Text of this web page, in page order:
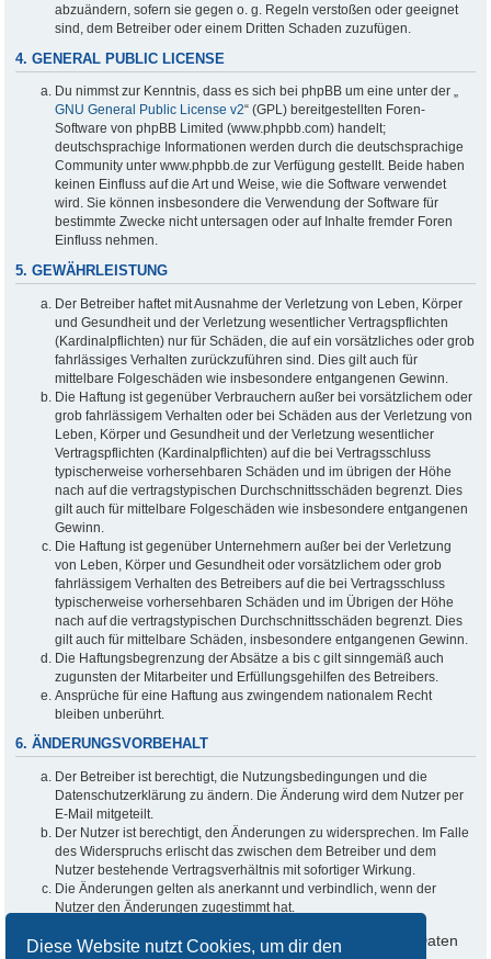
Diese Website nutzt Cookies, um dir den
abzuändern, sofern sie gegen o. g. Regeln verstoßen oder geeignet
sind, dem Betreiber oder einem Dritten Schaden zuzufügen.
4. GENERAL PUBLIC LICENSE
Du nimmst zur Kenntnis, dass es sich bei phpBB um eine unter der „
GNU General Public License v2“ (GPL) bereitgestellten Foren-
Software von phpBB Limited (www.phpbb.com) handelt;
deutschsprachige Informationen werden durch die deutschsprachige
Community unter www.phpbb.de zur Verfügung gestellt. Beide haben
keinen Einfluss auf die Art und Weise, wie die Software verwendet
wird. Sie können insbesondere die Verwendung der Software für
bestimmte Zwecke nicht untersagen oder auf Inhalte fremder Foren
Einfluss nehmen.
5. GEWÄHRLEISTUNG
Der Betreiber haftet mit Ausnahme der Verletzung von Leben, Körper
und Gesundheit und der Verletzung wesentlicher Vertragspflichten
(Kardinalpflichten) nur für Schäden, die auf ein vorsätzliches oder grob
fahrlässiges Verhalten zurückzuführen sind. Dies gilt auch für
mittelbare Folgeschäden wie insbesondere entgangenen Gewinn.
Die Haftung ist gegenüber Verbrauchern außer bei vorsätzlichem oder
grob fahrlässigem Verhalten oder bei Schäden aus der Verletzung von
Leben, Körper und Gesundheit und der Verletzung wesentlicher
Vertragspflichten (Kardinalpflichten) auf die bei Vertragsschluss
typischerweise vorhersehbaren Schäden und im übrigen der Höhe
nach auf die vertragstypischen Durchschnittsschäden begrenzt. Dies
gilt auch für mittelbare Folgeschäden wie insbesondere entgangenen
Gewinn.
Die Haftung ist gegenüber Unternehmern außer bei der Verletzung
von Leben, Körper und Gesundheit oder vorsätzlichem oder grob
fahrlässigem Verhalten des Betreibers auf die bei Vertragsschluss
typischerweise vorhersehbaren Schäden und im Übrigen der Höhe
nach auf die vertragstypischen Durchschnittsschäden begrenzt. Dies
gilt auch für mittelbare Schäden, insbesondere entgangenen Gewinn.
Die Haftungsbegrenzung der Absätze a bis c gilt sinngemäß auch
zugunsten der Mitarbeiter und Erfüllungsgehilfen des Betreibers.
Ansprüche für eine Haftung aus zwingendem nationalem Recht
bleiben unberührt.
6. ÄNDERUNGSVORBEHALT
Der Betreiber ist berechtigt, die Nutzungsbedingungen und die
Datenschutzerklärung zu ändern. Die Änderung wird dem Nutzer per
E-Mail mitgeteilt.
Der Nutzer ist berechtigt, den Änderungen zu widersprechen. Im Falle
des Widerspruchs erlischt das zwischen dem Betreiber und dem
Nutzer bestehende Vertragsverhältnis mit sofortiger Wirkung.
Die Änderungen gelten als anerkannt und verbindlich, wenn der
Nutzer den Änderungen zugestimmt hat.
Informationen über den Umgang mit deinen persönlichen Daten